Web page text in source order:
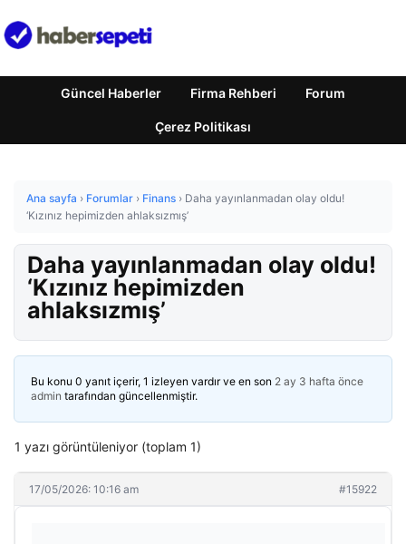
Güncel Haberler Firma Rehberi Forum
Çerez Politikası
Ana sayfa › Forumlar › Finans › Daha yayınlanmadan olay oldu!
‘Kızınız hepimizden ahlaksızmış’
Daha yayınlanmadan olay oldu!
‘Kızınız hepimizden
ahlaksızmış’
Bu konu 0 yanıt içerir, 1 izleyen vardır ve en son 2 ay 3 hafta önce
admin tarafından güncellenmiştir.
1 yazı görüntüleniyor (toplam 1)
17/05/2026: 10:16 am #15922